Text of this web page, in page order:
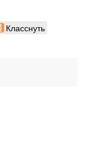
Класснуть